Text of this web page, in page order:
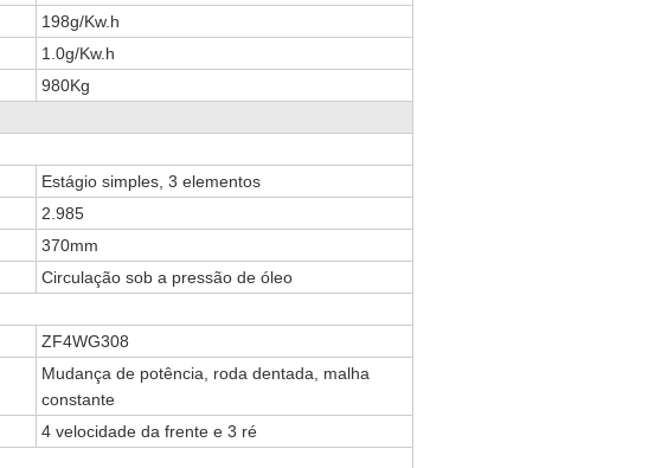
198g/Kw.h
1.0g/Kw.h
980Kg
Estágio simples, 3 elementos
2.985
370mm
Circulação sob a pressão de óleo
ZF4WG308
Mudança de potência, roda dentada, malha
constante
4 velocidade da frente e 3 ré